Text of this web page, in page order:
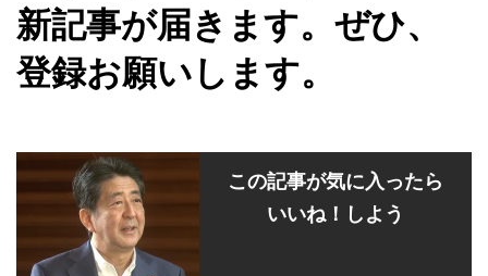
新記事が届きます。ぜひ、
登録お願いします。
この記事が気に入ったら
いいね！しよう